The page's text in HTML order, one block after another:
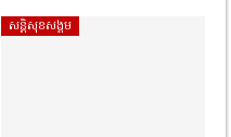
សន្តិសុខសង្គម